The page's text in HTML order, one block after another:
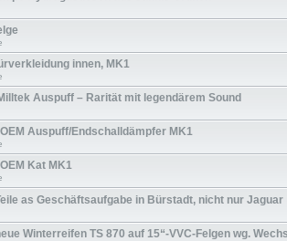
innen, MK1
Auspuff – Rarität mit legendärem Sound
Auspuff/Endschalldämpfer MK1
Kat MK1
as Geschäftsaufgabe in Bürstadt, nicht nur Jaguar
Winterreifen TS 870 auf 15“-VVC-Felgen wg.